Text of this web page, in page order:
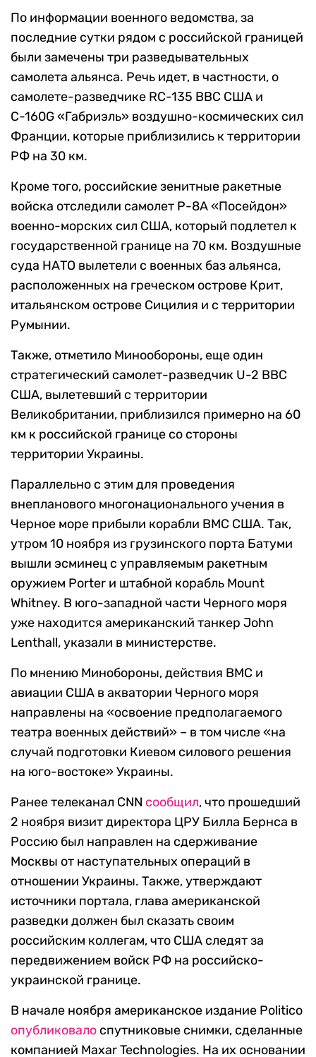
По информации военного ведомства, за
последние сутки рядом с российской границей
были замечены три разведывательных
самолета альянса. Речь идет, в частности, о
самолете-разведчике RC-135 ВВС США и
С-160G «Габриэль» воздушно-космических сил
Франции, которые приблизились к территории
РФ на 30 км.
Кроме того, российские зенитные ракетные
войска отследили самолет P-8А «Посейдон»
военно-морских сил США, который подлетел к
государственной границе на 70 км. Воздушные
суда НАТО вылетели с военных баз альянса,
расположенных на греческом острове Крит,
итальянском острове Сицилия и с территории
Румынии.
Также, отметило Минообороны, еще один
стратегический самолет-разведчик U-2 ВВС
США, вылетевший с территории
Великобритании, приблизился примерно на 60
км к российской границе со стороны
территории Украины.
Параллельно с этим для проведения
внепланового многонационального учения в
Черное море прибыли корабли ВМС США. Так,
утром 10 ноября из грузинского порта Батуми
вышли эсминец с управляемым ракетным
оружием Porter и штабной корабль Mount
Whitney. В юго-западной части Черного моря
уже находится американский танкер John
Lenthall, указали в министерстве.
По мнению Минобороны, действия ВМС и
авиации США в акватории Черного моря
направлены на «освоение предполагаемого
театра военных действий» – в том числе «на
случай подготовки Киевом силового решения
на юго-востоке» Украины.
Ранее телеканал CNN сообщил, что прошедший
2 ноября визит директора ЦРУ Билла Бернса в
Россию был направлен на сдерживание
Москвы от наступательных операций в
отношении Украины. Также, утверждают
источники портала, глава американской
разведки должен был сказать своим
российским коллегам, что США следят за
передвижением войск РФ на российско-
украинской границе.
В начале ноября ​​американское издание Politico
опубликовало спутниковые снимки, сделанные
компанией Maxar Technologies. На их основании